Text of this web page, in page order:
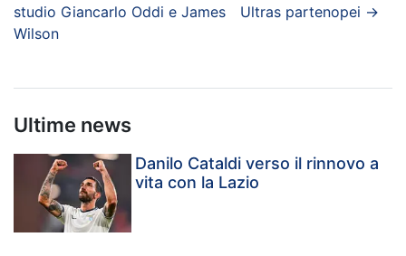
studio Giancarlo Oddi e James
Wilson
Ultras partenopei →
Ultime news
Danilo Cataldi verso il rinnovo a
vita con la Lazio